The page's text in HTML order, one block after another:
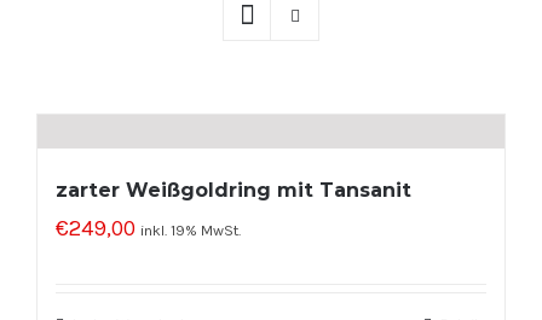
zarter Weißgoldring mit Tansanit
€249,00 inkl. 19% MwSt.